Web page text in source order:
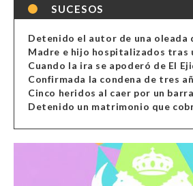
SUCESOS
Cuando la ira se apoderó de El